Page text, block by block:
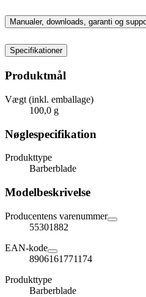
Manualer, downloads, garanti og
Specifikationer
Produktmål
Vægt (inkl. emballage)
100,0 g
Nøglespecifikation
Produkttype
Barberblade
Modelbeskrivelse
Producentens varenummer
55301882
EAN-kode
8906161771174
Produkttype
Barberblade